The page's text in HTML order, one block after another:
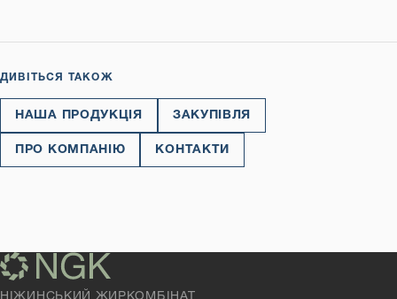
ДИВІТЬСЯ ТАКОЖ
НАША ПРОДУКЦІЯ ЗАКУПІВЛЯ
ПРО КОМПАНІЮ КОНТАКТИ
НІЖИНСЬКИЙ ЖИРКОМБІНАТ